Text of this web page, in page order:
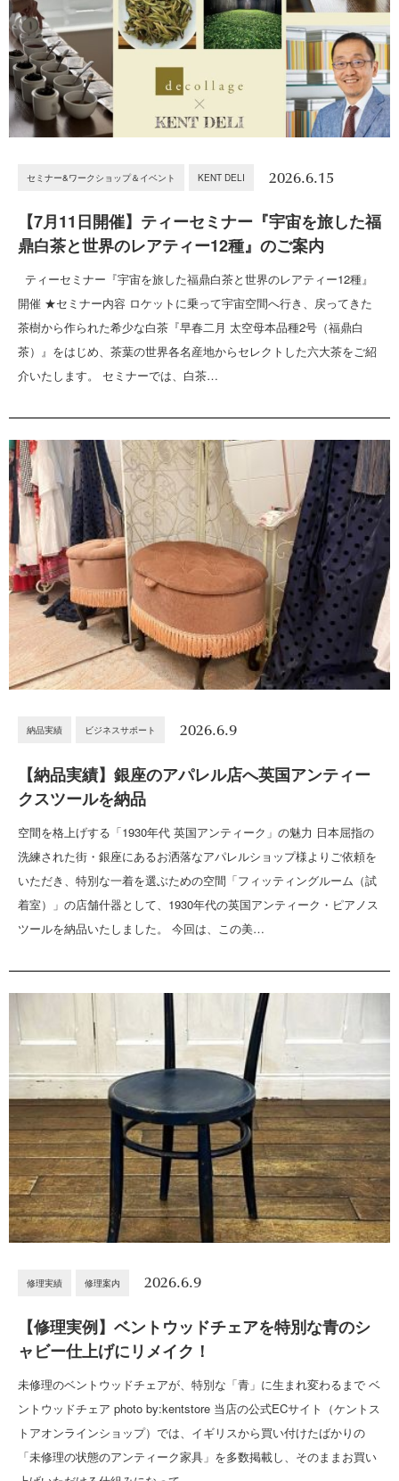
セミナー&ワークショップ＆イベント KENT DELI 2026.6.15
【7月11日開催】ティーセミナー『宇宙を旅した福
鼎白茶と世界のレアティー12種』のご案内
ティーセミナー『宇宙を旅した福鼎白茶と世界のレアティー12種』
開催 ★セミナー内容 ロケットに乗って宇宙空間へ行き、戻ってきた
茶樹から作られた希少な白茶『早春二月 太空母本品種2号（福鼎白
茶）』をはじめ、茶葉の世界各名産地からセレクトした六大茶をご紹
介いたします。 セミナーでは、白茶…
納品実績 ビジネスサポート 2026.6.9
【納品実績】銀座のアパレル店へ英国アンティー
クスツールを納品
空間を格上げする「1930年代 英国アンティーク」の魅力 日本屈指の
洗練された街・銀座にあるお洒落なアパレルショップ様よりご依頼を
いただき、特別な一着を選ぶための空間「フィッティングルーム（試
着室）」の店舗什器として、1930年代の英国アンティーク・ピアノス
ツールを納品いたしました。 今回は、この美…
修理実績 修理案内 2026.6.9
【修理実例】ベントウッドチェアを特別な青のシ
ャビー仕上げにリメイク！
未修理のベントウッドチェアが、特別な「青」に生まれ変わるまで ベ
ントウッドチェア photo by:kentstore 当店の公式ECサイト（ケントス
トアオンラインショップ）では、イギリスから買い付けたばかりの
「未修理の状態のアンティーク家具」を多数掲載し、そのままお買い